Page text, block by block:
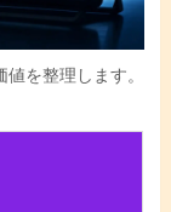
を整理します。